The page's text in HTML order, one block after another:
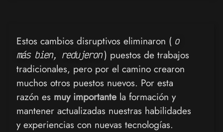
Estos cambios disruptivos eliminaron ( o
más bien, redujeron ) puestos de trabajos
tradicionales, pero por el camino crearon
muchos otros puestos nuevos. Por esta
razón es muy importantela formación y
mantener actualizadas nuestras habilidades
y experiencias con nuevas tecnologías.